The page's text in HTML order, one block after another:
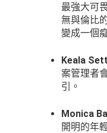
最強大可
無與倫比
變成一個
Keala
案管理者
引。
Monica
開明的年